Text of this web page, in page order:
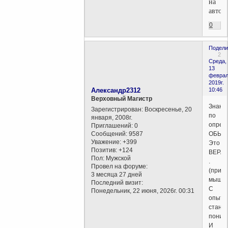
на
0
2
Среда,
13
2019г.
10:46
Александр2312
Верховный Магистр
Зарегистрирован: Воскресенье, 20
января, 2008г.
Приглашений: 0
Сообщений: 9587
Уважение: +399
Позитив: +124
Пол: Мужской
Провел на форуме:
3 месяца 27 дней
Последний визит:
Понедельник, 22 июня, 2026г. 00:31
по
Это
ВЕРА
.
С
станет
И